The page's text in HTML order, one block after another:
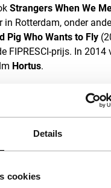
Details
cookies
Strangers When We
in Rotterdam, onder
Pig Who Wants to Fly
FIPRESCI-prijs. In 2014
Hortus.